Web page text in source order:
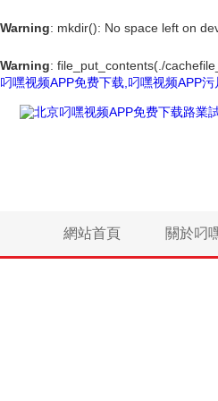
Warning: mkdir(): No space left on
Warning: file_put_contents(./
叼嘿视频APP免费下载,叼嘿视频APP
網站首頁 關於叼